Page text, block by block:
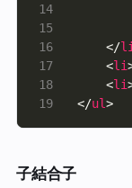
14
15
16
17
18
19
    </
li
    <
li
    <
li
</ul>
子結合子